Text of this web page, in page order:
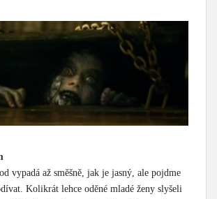
vypadá až směšně, jak je jasný, ale pojdme
Kolikrát lehce oděné mladé ženy slyšeli